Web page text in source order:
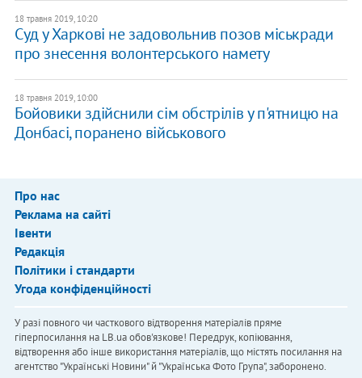
18 травня 2019, 10:20
Суд у Харкові не задовольнив позов міськради
про знесення волонтерського намету
18 травня 2019, 10:00
Бойовики здійснили сім обстрілів у п'ятницю на
Донбасі, поранено військового
Про нас
Реклама на сайті
Івенти
Редакція
Політики і стандарти
Угода конфіденційності
У разі повного чи часткового відтворення матеріалів пряме
гіперпосилання на LB.ua обов'язкове! Передрук, копіювання,
відтворення або інше використання матеріалів, що містять посилання на
агентство "Українськi Новини" й "Українська Фото Група", заборонено.